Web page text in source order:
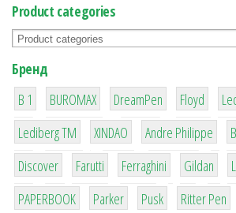
Product categories
Бренд
B 1
1
BUROMAX
1
DreamPen
2
Floyd
3
Lediberg ТМ
3
XINDAO
1
Andre Philippe
64
Discover
299
Farutti
4
Ferraghini
42
Gildan
8
PAPERBOOK
6
Parker
2
Pusk
22
Ritter Pen